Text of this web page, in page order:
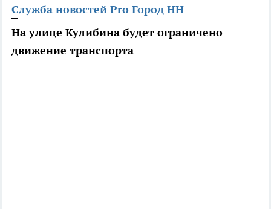
Служба новостей Pro Город НН
На улице Кулибина будет ограничено
движение транспорта